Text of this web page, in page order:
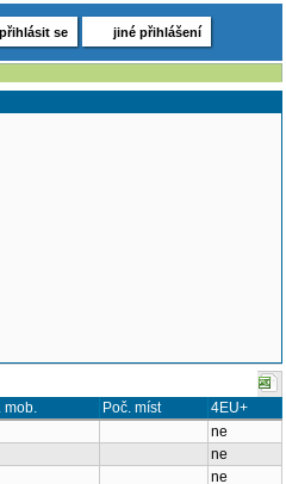
přihlásit se jiné přihlášení
mob. Poč. míst
4EU+
ne
ne
ne